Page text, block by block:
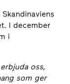
I december
i
oss,
som ger